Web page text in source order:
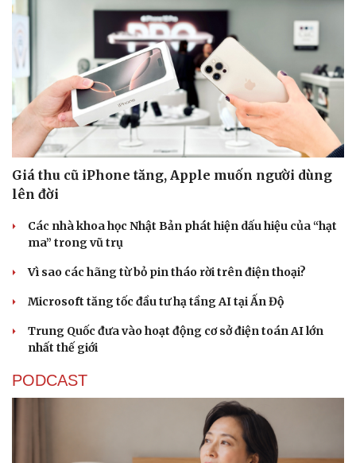
Tư vấn
Săn Tour
Đọc truyện đêm khuya
Cửa sổ tình yêu
Kể chuyện cho bé
Hạt giống tâm hồn
Giá thu cũ iPhone tăng, Apple muốn người dùng
lên đời
Các nhà khoa học Nhật Bản phát hiện dấu hiệu của “hạt
ma” trong vũ trụ
Vì sao các hãng từ bỏ pin tháo rời trên điện thoại?
Microsoft tăng tốc đầu tư hạ tầng AI tại Ấn Độ
Trung Quốc đưa vào hoạt động cơ sở điện toán AI lớn
nhất thế giới
PODCAST